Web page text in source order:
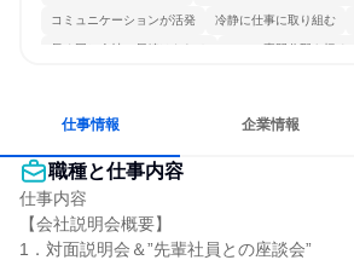
コミュニケーションが活発 冷静に仕事に取り組む
長く同じ会社に居続けられる 一つの専門分野を極める
仕事情報 企業情報
職種と仕事内容
仕事内容
【会社説明会概要】
1．対面説明会＆”先輩社員との座談会”